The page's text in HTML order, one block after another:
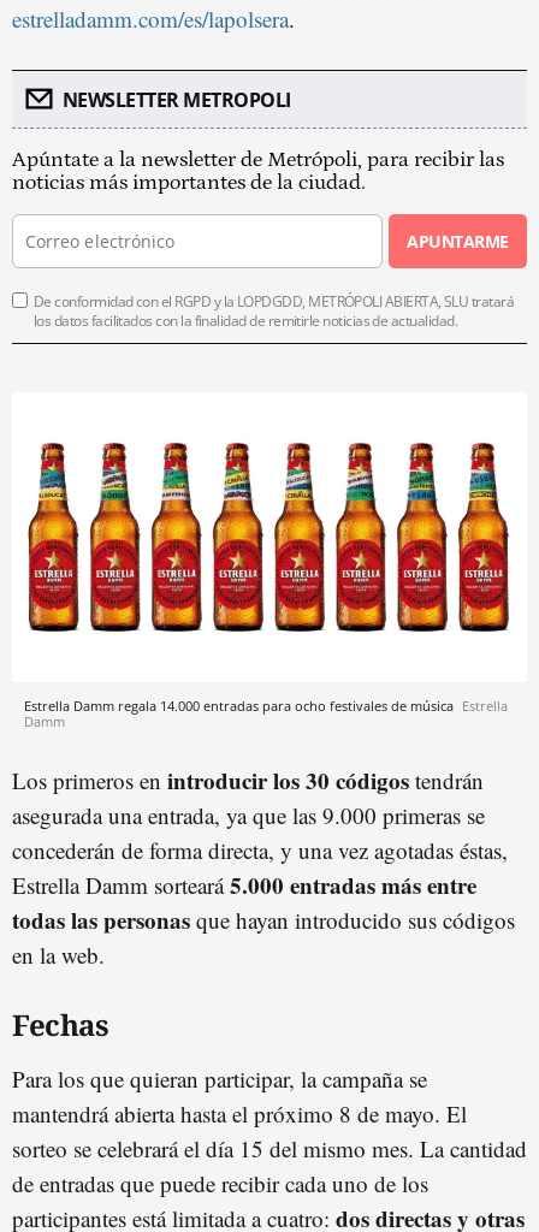
estrelladamm.com/es/lapolsera.
NEWSLETTER METROPOLI
Apúntate a la newsletter de Metrópoli, para recibir las
noticias más importantes de la ciudad.
APUNTARME
De conformidad con el RGPD y la LOPDGDD, METRÓPOLI ABIERTA, SLU tratará
los datos facilitados con la finalidad de remitirle noticias de actualidad.
Estrella Damm regala 14.000 entradas para ocho festivales de música Estrella
Damm
Los primeros en introducir los 30 códigos tendrán
asegurada una entrada, ya que las 9.000 primeras se
concederán de forma directa, y una vez agotadas éstas,
Estrella Damm sorteará5.000 entradas más entre
todas las personas que hayan introducido sus códigos
en la web.
Fechas
Para los que quieran participar, la campaña se
mantendrá abierta hasta el próximo 8 de mayo. El
sorteo se celebrará el día 15 del mismo mes. La cantidad
de entradas que puede recibir cada uno de los
participantes está limitada a cuatro: dos directas y otras